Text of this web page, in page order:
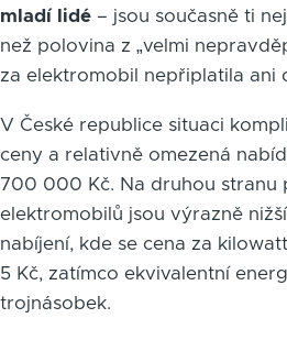
mladí lidé – jsou současně ti
než polovina z „velmi
za elektromobil nepřiplatila ani
V České republice situaci
ceny a relativně omezená
700 000 Kč. Na druhou stranu
elektromobilů jsou výrazně
nabíjení, kde se cena za
5 Kč, zatímco ekvivalentní
trojnásobek.